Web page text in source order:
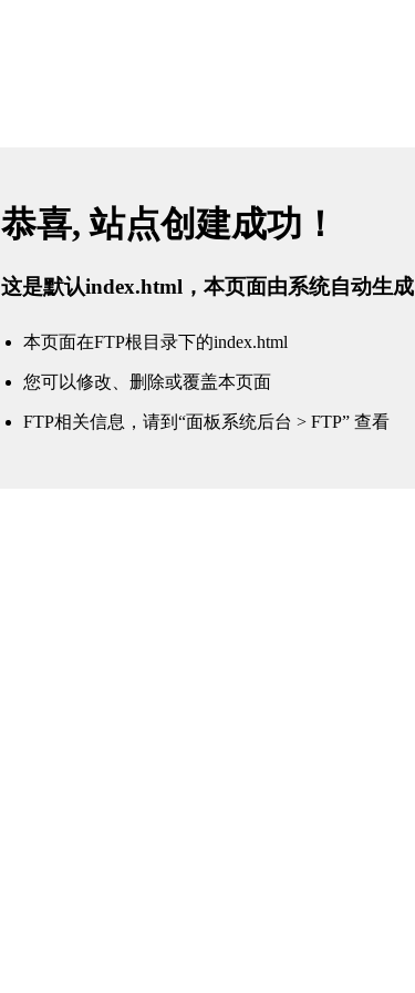
恭喜, 站点创建成功！
这是默认index.html，本页面由系统自动生成
本页面在FTP根目录下的index.html
您可以修改、删除或覆盖本页面
FTP相关信息，请到“面板系统后台 > FTP” 查看